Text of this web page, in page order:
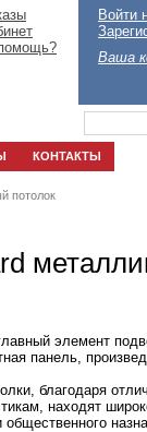
КОНТАКТЫ
Войти
Ваша
потолок
элемент
панель,
благодаря
находят